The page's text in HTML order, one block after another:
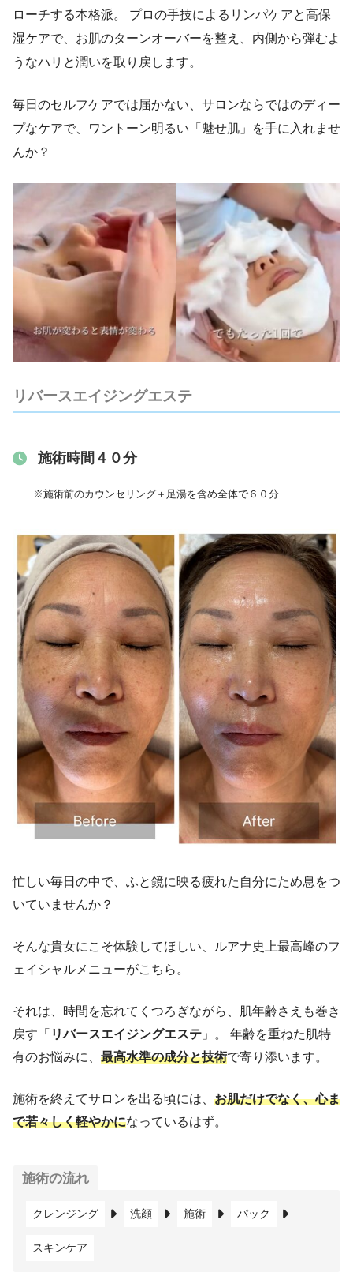
ローチする本格派。 プロの手技によるリンパケアと高保
湿ケアで、お肌のターンオーバーを整え、内側から弾むよ
うなハリと潤いを取り戻します。
毎日のセルフケアでは届かない、サロンならではのディー
プなケアで、ワントーン明るい「魅せ肌」を手に入れませ
んか？
リバースエイジングエステ
施術時間４０分
※施術前のカウンセリング＋足湯を含め全体で６０分
忙しい毎日の中で、ふと鏡に映る疲れた自分にため息をつ
いていませんか？
そんな貴女にこそ体験してほしい、ルアナ史上最高峰のフ
ェイシャルメニューがこちら。
それは、時間を忘れてくつろぎながら、肌年齢さえも巻き
戻す「 リバースエイジングエステ 」。 年齢を重ねた肌特
有のお悩みに、 最高水準の成分と技術で寄り添います。
施術を終えてサロンを出る頃には、 お肌だけでなく、心ま
で若々しく軽やかになっているはず。
施術の流れ
クレンジング 洗顔 施術 パック
スキンケア